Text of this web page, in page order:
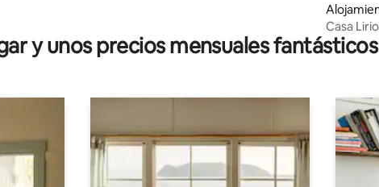
á
Casa
y unos precios mensuales fantásticos